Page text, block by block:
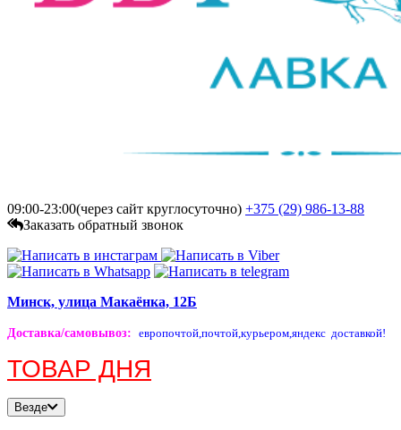
09:00-23:00(через сайт круглосуточно) +375 (29) 986-13-88
Заказать обратный звонок
Минск, улица Макаёнка, 12Б
Доставка/самовывоз: европочтой,почтой,курьером,яндекс доставкой!
ТОВАР ДНЯ
Везде